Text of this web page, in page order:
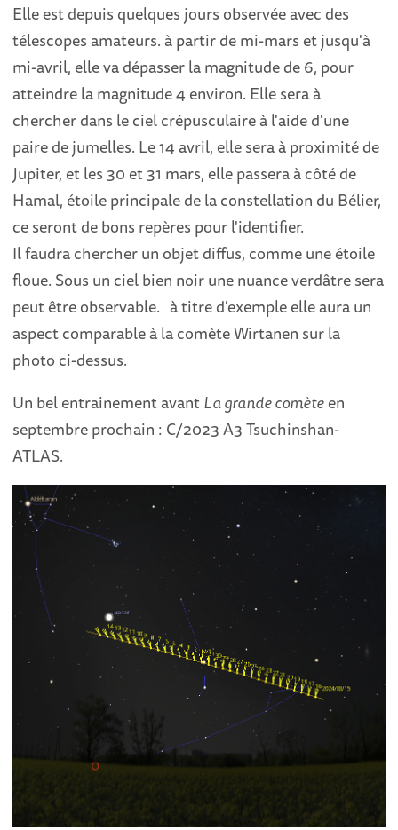
Elle est depuis quelques jours observée avec des
télescopes amateurs. à partir de mi-mars et jusqu'à
mi-avril, elle va dépasser la magnitude de 6, pour
atteindre la magnitude 4 environ. Elle sera à
chercher dans le ciel crépusculaire à l'aide d'une
paire de jumelles. Le 14 avril, elle sera à proximité de
Jupiter, et les 30 et 31 mars, elle passera à côté de
Hamal, étoile principale de la constellation du Bélier,
ce seront de bons repères pour l'identifier.
Il faudra chercher un objet diffus, comme une étoile
floue. Sous un ciel bien noir une nuance verdâtre sera
peut être observable. à titre d'exemple elle aura un
aspect comparable à la comète Wirtanen sur la
photo ci-dessus.
Un bel entrainement avantLa grande comèteen
septembre prochain : C/2023 A3 Tsuchinshan-
ATLAS.